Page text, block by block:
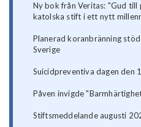
Ny bok från Veritas: "Gud till
katolska stift i ett nytt
Planerad koranbränning
Sverige
Suicidpreventiva dagen den
Påven invigde
Stiftsmeddelande augusti